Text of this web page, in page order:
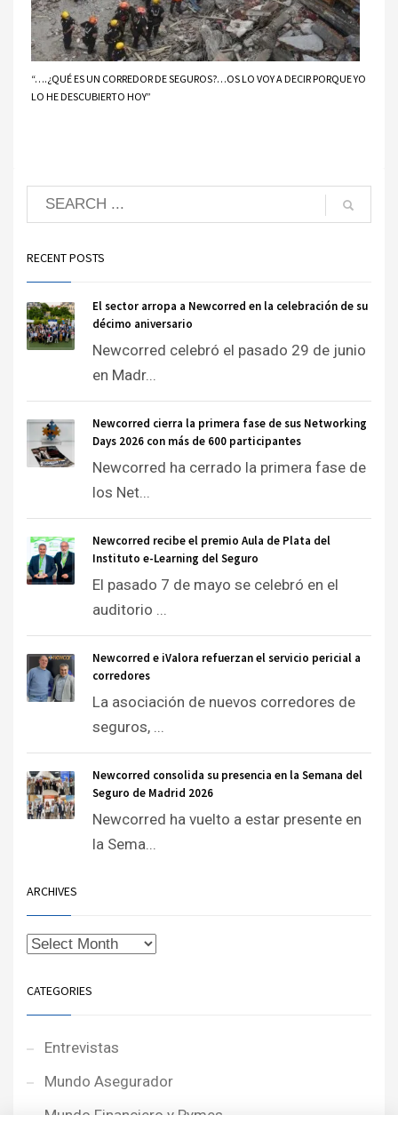
“….¿QUÉ ES UN CORREDOR DE SEGUROS?…OS LO VOY A DECIR PORQUE YO
LO HE DESCUBIERTO HOY”
RECENT POSTS
El sector arropa a Newcorred en la celebración de su
décimo aniversario
Newcorred celebró el pasado 29 de junio
en Madr...
Newcorred cierra la primera fase de sus Networking
Days 2026 con más de 600 participantes
Newcorred ha cerrado la primera fase de
los Net...
Newcorred recibe el premio Aula de Plata del
Instituto e-Learning del Seguro
El pasado 7 de mayo se celebró en el
auditorio ...
Newcorred e iValora refuerzan el servicio pericial a
corredores
La asociación de nuevos corredores de
seguros, ...
Newcorred consolida su presencia en la Semana del
Seguro de Madrid 2026
Newcorred ha vuelto a estar presente en
la Sema...
ARCHIVES
CATEGORIES
Entrevistas
Mundo Asegurador
Mundo Financiero y Pymes